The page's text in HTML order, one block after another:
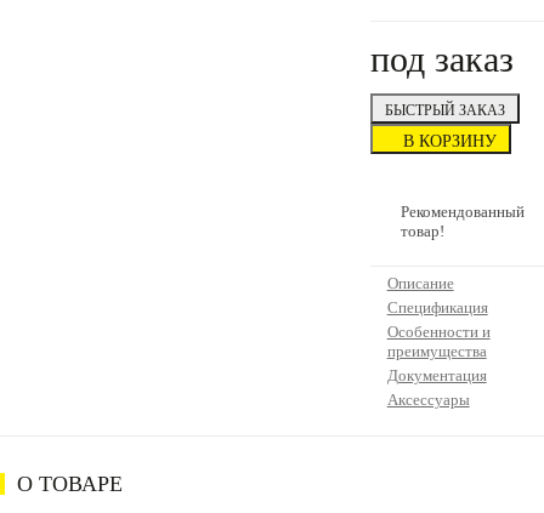
под заказ
БЫСТРЫЙ ЗАКАЗ
В КОРЗИНУ
Рекомендованный
товар!
Описание
Спецификация
Особенности и
преимущества
Документация
Аксессуары
О ТОВАРЕ